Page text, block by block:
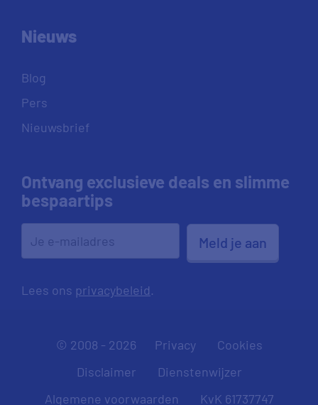
Nieuws
Blog
Pers
Nieuwsbrief
Ontvang exclusieve deals en slimme
bespaartips
Meld je aan
Lees ons privacybeleid.
© 2008 - 2026 Privacy
Cookies
Disclaimer
Dienstenwijzer
Algemene voorwaarden
KvK 61737747